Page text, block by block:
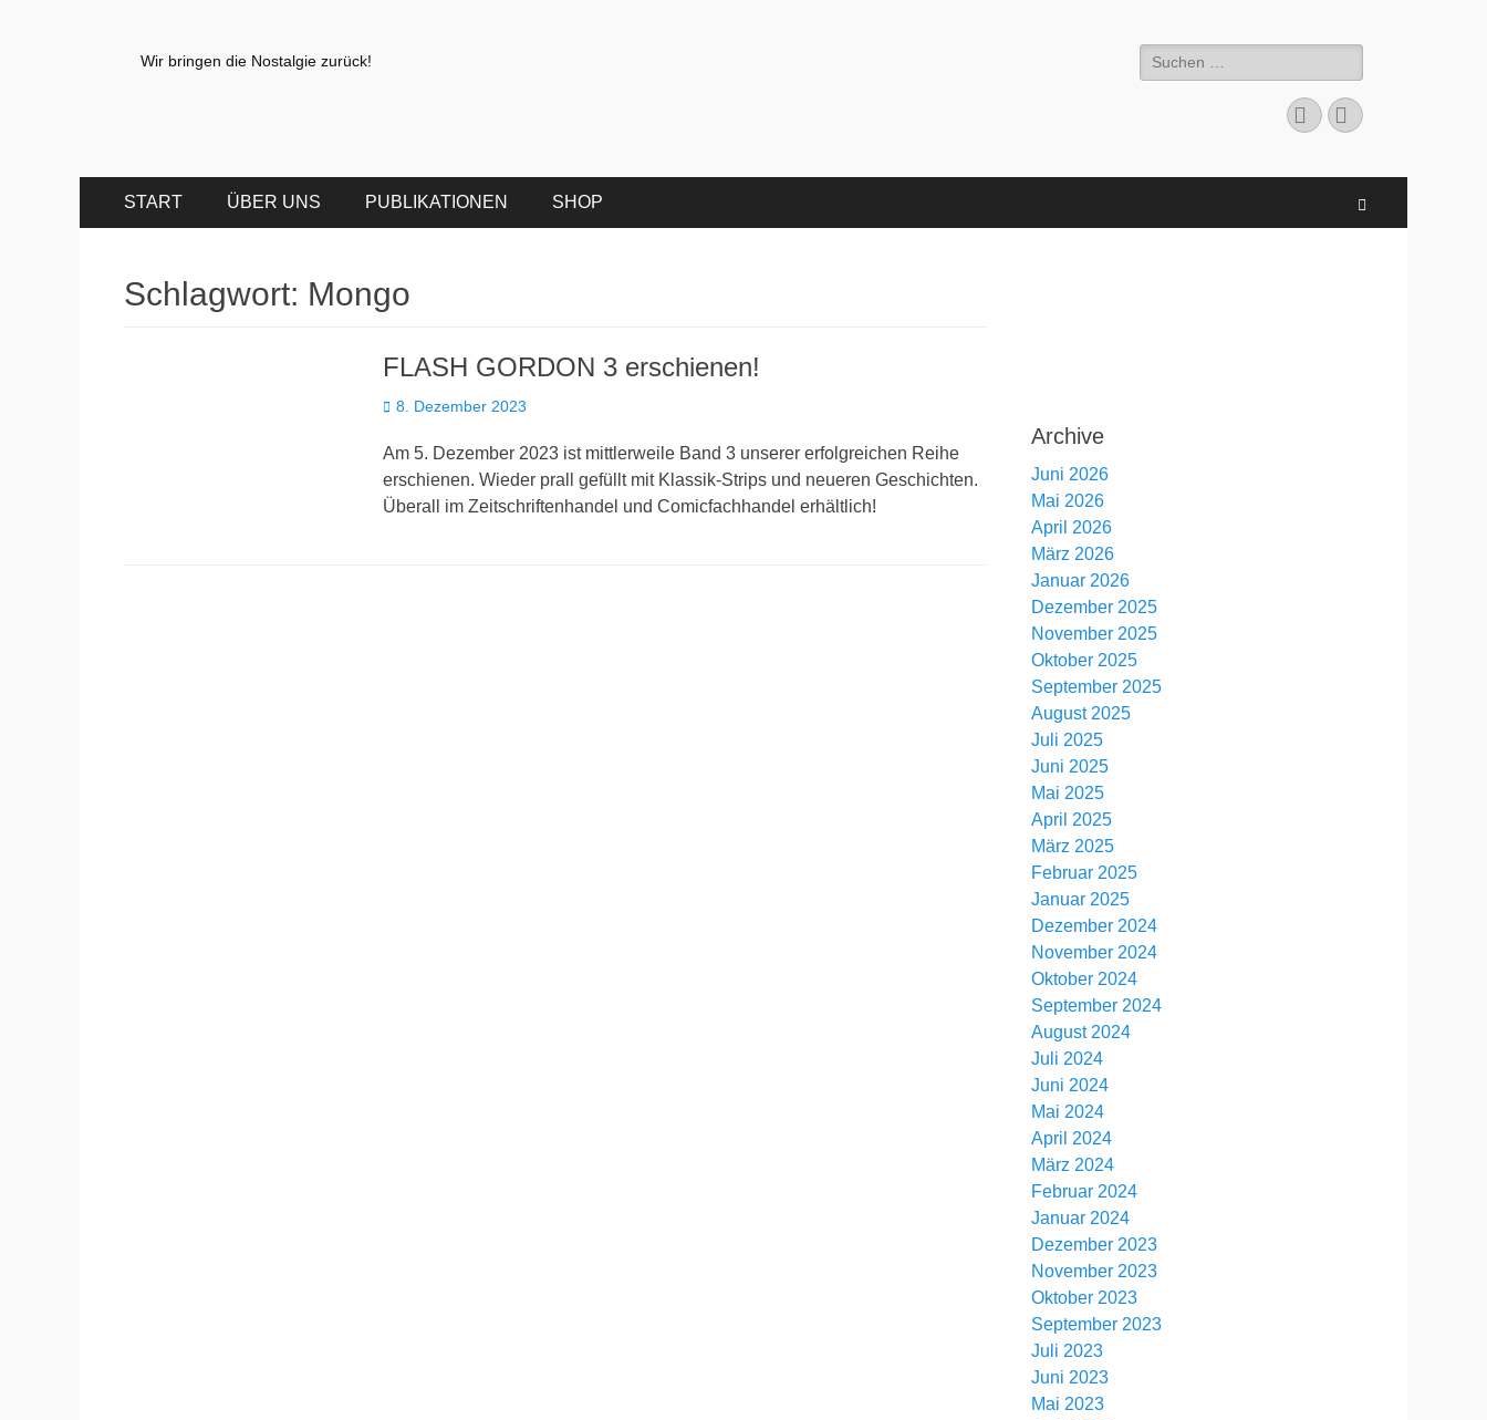
Wir bringen die Nostalgie zurück!
Suchen
nach:
Facebook
E-
Mail
Primäres
Menü
START ÜBER UNS PUBLIKATIONEN SHOP
Schlagwort: Mongo
FLASH GORDON 3 erschienen!
Veröffentlicht
8. Dezember 2023
Am 5. Dezember 2023 ist mittlerweile Band 3 unserer erfolgreichen Reihe
erschienen. Wieder prall gefüllt mit Klassik-Strips und neueren Geschichten.
Überall im Zeitschriftenhandel und Comicfachhandel erhältlich!
Archive
Juni 2026
Mai 2026
April 2026
März 2026
Januar 2026
Dezember 2025
November 2025
Oktober 2025
September 2025
August 2025
Juli 2025
Juni 2025
Mai 2025
April 2025
März 2025
Februar 2025
Januar 2025
Dezember 2024
November 2024
Oktober 2024
September 2024
August 2024
Juli 2024
Juni 2024
Mai 2024
April 2024
März 2024
Februar 2024
Januar 2024
Dezember 2023
November 2023
Oktober 2023
September 2023
Juli 2023
Juni 2023
Mai 2023